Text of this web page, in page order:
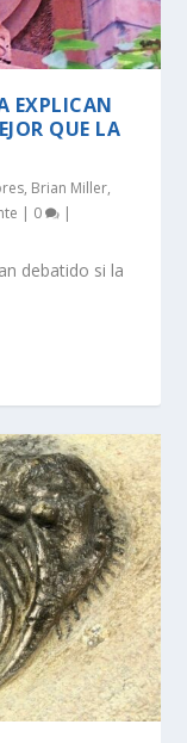
EXPLICAN
QUE LA
, Brian Miller,
| 0 |
debatido si la